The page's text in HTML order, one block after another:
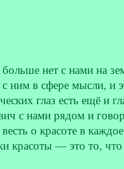
нет с нами на
в сфере мысли, и
глаз есть ещё и
с нами рядом и
о красоте в
красоты — это то,